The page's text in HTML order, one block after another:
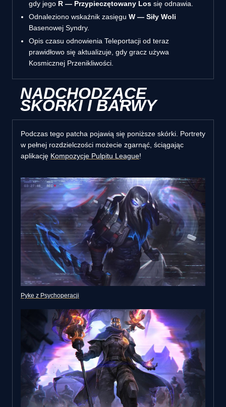
gdy jego R — Przypieczętowany Los się odnawia.
Odnaleziono wskaźnik zasięgu W — Siły Woli
Basenowej Syndry.
Opis czasu odnowienia Teleportacji od teraz
prawidłowo się aktualizuje, gdy gracz używa
Kosmicznej Przenikliwości.
NADCHODZĄCE
SKÓRKI I BARWY
Podczas tego patcha pojawią się poniższe skórki. Portrety
w pełnej rozdzielczości możecie zgarnąć, ściągając
aplikację Kompozycje Pulpitu League!
Pyke z Psychoperacji